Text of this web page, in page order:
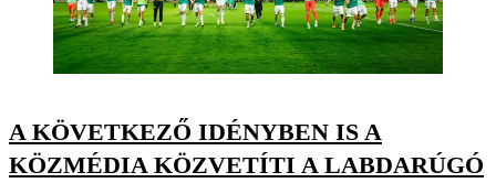
A KÖVETKEZŐ IDÉNYBEN IS A
KÖZMÉDIA KÖZVETÍTI A LABDARÚGÓ